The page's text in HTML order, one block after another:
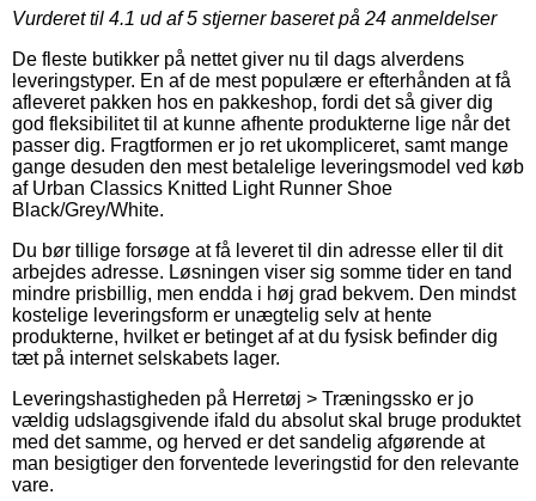
Vurderet til 4.1 ud af 5 stjerner baseret på 24 anmeldelser
De fleste butikker på nettet giver nu til dags alverdens
leveringstyper. En af de mest populære er efterhånden at få
afleveret pakken hos en pakkeshop, fordi det så giver dig
god fleksibilitet til at kunne afhente produkterne lige når det
passer dig. Fragtformen er jo ret ukompliceret, samt mange
gange desuden den mest betalelige leveringsmodel ved køb
af Urban Classics Knitted Light Runner Shoe
Black/Grey/White.
Du bør tillige forsøge at få leveret til din adresse eller til dit
arbejdes adresse. Løsningen viser sig somme tider en tand
mindre prisbillig, men endda i høj grad bekvem. Den mindst
kostelige leveringsform er unægtelig selv at hente
produkterne, hvilket er betinget af at du fysisk befinder dig
tæt på internet selskabets lager.
Leveringshastigheden på Herretøj > Træningssko er jo
vældig udslagsgivende ifald du absolut skal bruge produktet
med det samme, og herved er det sandelig afgørende at
man besigtiger den forventede leveringstid for den relevante
vare.